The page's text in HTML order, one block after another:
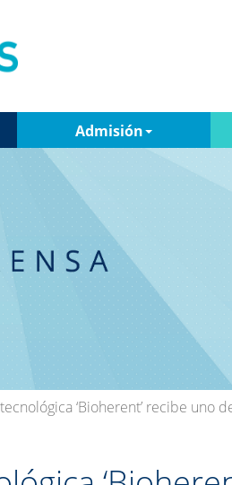
Admisión
‘Bioherent’ recibe uno